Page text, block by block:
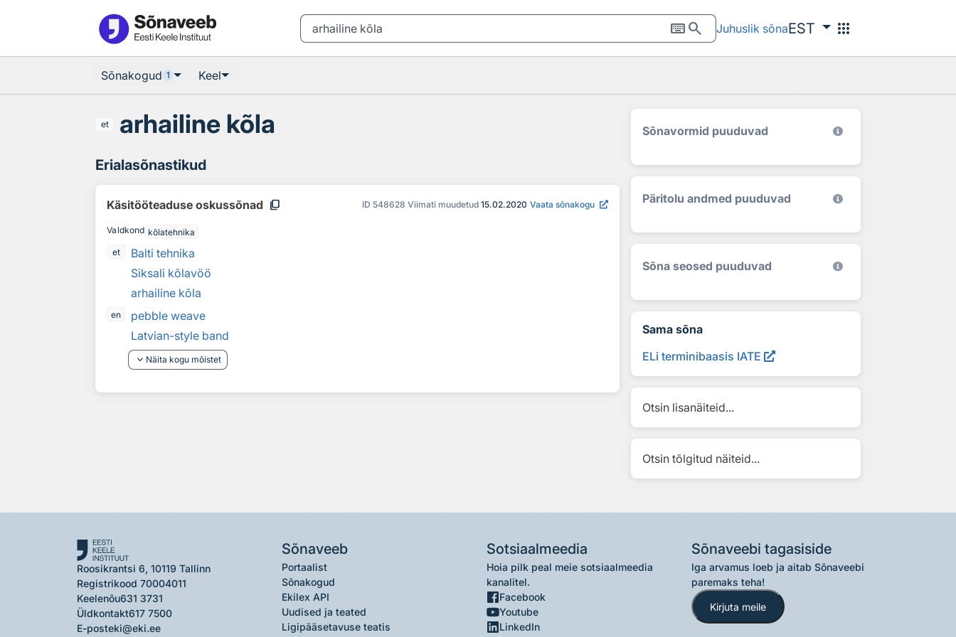
keyboardsearch Juhuslik sõnaEST apps
Sõnakogud 1 Keel
et arhailine kõla
Erialasõnastikud
Käsitööteaduse oskussõnad content_copy ID 548628 Viimati muudetud 15.02.2020 Vaata sõnakogu
Valdkond kõlatehnika
et
Balti tehnika
Siksali kõlavöö
arhailine kõla
en
pebble weave
Latvian-style band
keyboard_arrow_down Näita kogu mõistet
Sõnavormid puuduvad
Päritolu andmed puuduvad
Sõna seosed puuduvad
Sama sõna
ELi terminibaasis IATE
Otsin lisanäiteid...
Otsin tõlgitud näiteid...
Roosikrantsi 6, 10119 Tallinn
Registrikood 70004011
Keelenõu631 3731
Üldkontakt617 7500
E-posteki@eki.ee
Sõnaveeb
Portaalist
Sõnakogud
Ekilex API
Uudised ja teated
Ligipääsetavuse teatis
Sotsiaalmeedia
Hoia pilk peal meie sotsiaalmeedia
kanalitel.
Facebook
Youtube
LinkedIn
Sõnaveebi tagasiside
Iga arvamus loeb ja aitab Sõnaveebi
paremaks teha!
Kirjuta meile